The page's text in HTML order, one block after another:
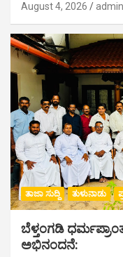
August 4, 2026 admin
ತಾಜಾ ಸುದ್ದಿ ತುಳುನಾಡು
ಬೆಳ್ತಂಗಡಿ
ಅಭಿನಂದನೆ: